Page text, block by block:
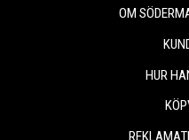
OM
HUR